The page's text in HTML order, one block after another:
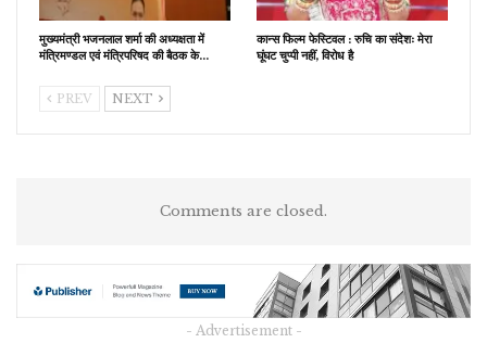
मुख्यमंत्री भजनलाल शर्मा की अध्यक्षता में
मंत्रिमण्डल एवं मंत्रिपरिषद की बैठक के…
कान्स फिल्म फेस्टिवल : रुचि का संदेशः मेरा
घूंघट चुप्पी नहीं, विरोध है
PREV NEXT
Comments are closed.
- Advertisement -